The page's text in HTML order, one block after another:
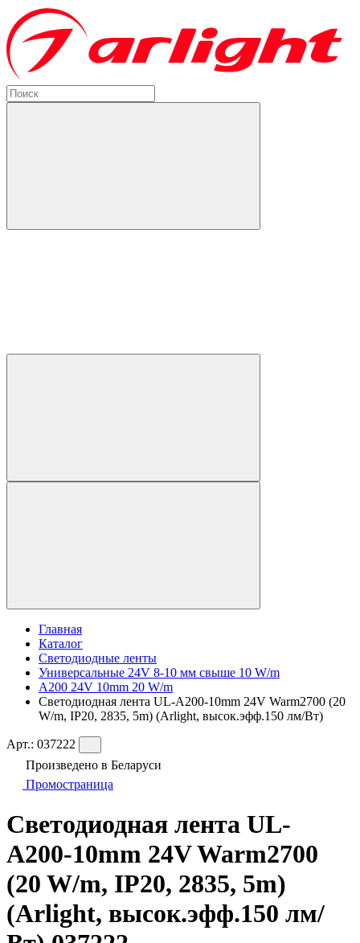
Главная
Каталог
Светодиодные ленты
Универсальные 24V 8-10 мм свыше 10 W/m
A200 24V 10mm 20 W/m
Светодиодная лента UL-A200-10mm 24V Warm2700 (20
W/m, IP20, 2835, 5m) (Arlight, высок.эфф.150 лм/Вт)
Арт.: 037222
Произведено в Беларуси
Промостраница
Светодиодная лента UL-
A200-10mm 24V Warm2700
(20 W/m, IP20, 2835, 5m)
(Arlight, высок.эфф.150 лм/